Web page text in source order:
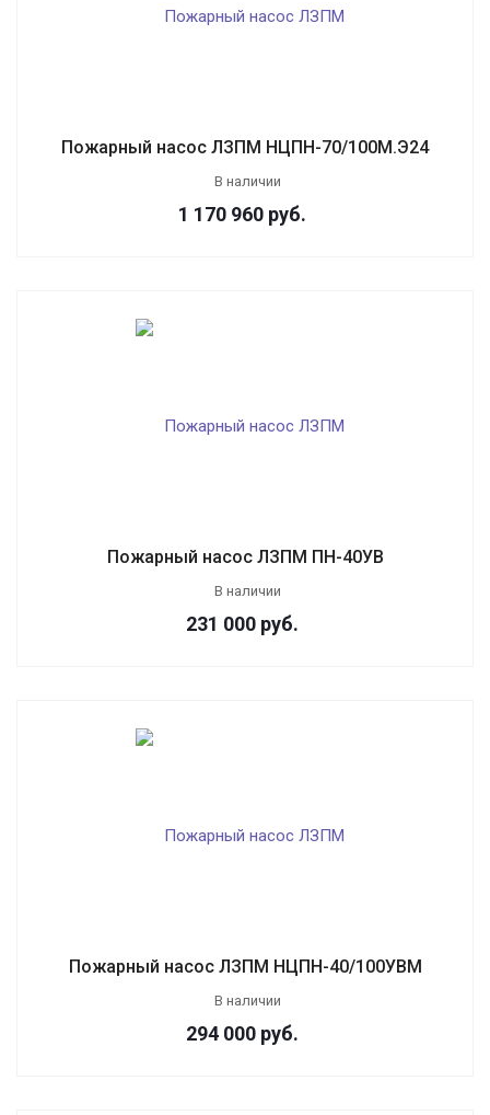
Пожарный насос ЛЗПМ НЦПН-70/100М.Э24
В наличии
1 170 960 руб.
Пожарный насос ЛЗПМ ПН-40УВ
В наличии
231 000 руб.
Пожарный насос ЛЗПМ НЦПН-40/100УВМ
В наличии
294 000 руб.